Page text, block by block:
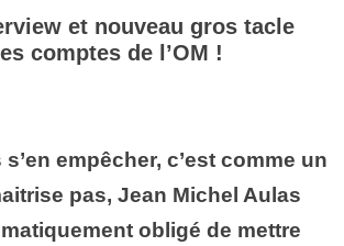
et nouveau gros tacle
comptes de l’OM !
empêcher, c’est comme un
pas, Jean Michel Aulas
obligé de mettre